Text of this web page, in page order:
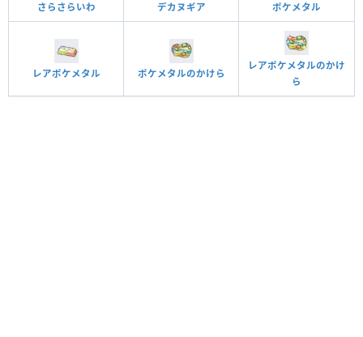
さらさらいわ デカヌギア ポケメタル
レアポケメタル ポケメタルのかけら
レアポケメタルのかけ
ら